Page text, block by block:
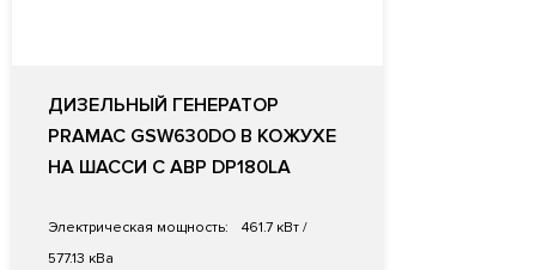
ДИЗЕЛЬНЫЙ ГЕНЕРАТОР
PRAMAC GSW630DO В КОЖУХЕ
НА ШАССИ С АВР DP180LA
Электрическая мощность:
461.7 кВт /
577.13 кВа